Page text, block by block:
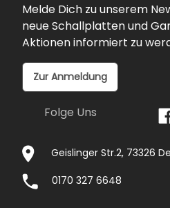
Melde Dich zu unserem
neue Schallplatten und
Aktionen informiert zu
Zur Anmeldung
Folge Uns
Geislinger Str.2, 73326
0170 327 6648